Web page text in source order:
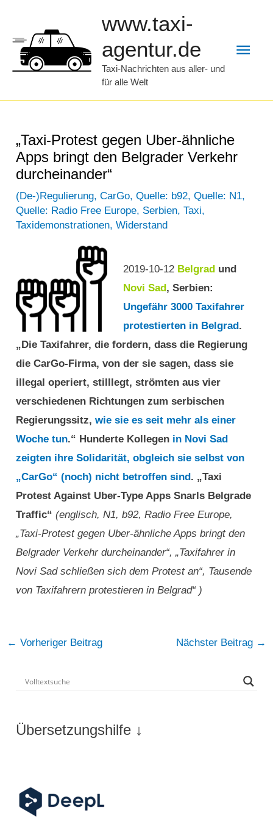
springen
www.taxi-
agentur.de
Taxi-Nachrichten aus aller- und
für alle Welt
„Taxi-Protest gegen Uber-ähnliche
Apps bringt den Belgrader Verkehr
durcheinander“
(De-)Regulierung,CarGo,Quelle: b92,Quelle: N1,
Quelle: Radio Free Europe, Serbien,Taxi,
Taxidemonstrationen,Widerstand
2019-10-12 Belgradund
Novi Sad, Serbien:
Ungefähr 3000 Taxifahrer
protestierten in Belgrad.
„Die Taxifahrer, die fordern, dass die Regierung
die CarGo-Firma, von der sie sagen, dass sie
illegal operiert, stilllegt, strömten aus vier
verschiedenen Richtungen zum serbischen
Regierungssitz,wie sie es seit mehr als einer
Woche tun.“ Hunderte Kollegen in Novi Sad
zeigten ihre Solidarität, obgleich sie selbst von
„CarGo“ (noch) nicht betroffen sind. „Taxi
Protest Against Uber-Type Apps Snarls Belgrade
Traffic“ (englisch, N1, b92, Radio Free Europe,
„Taxi-Protest gegen Uber-ähnliche Apps bringt den
Belgrader Verkehr durcheinander“, „Taxifahrer in
Novi Sad schließen sich dem Protest an“, Tausende
von Taxifahrern protestieren in Belgrad“ )
Post
← Vorheriger Beitrag Nächster Beitrag →
Übersetzungshilfe ↓